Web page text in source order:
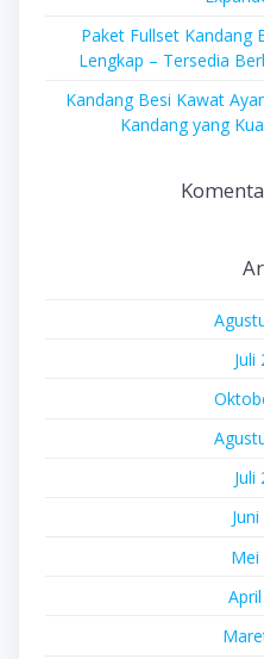
Paket Fullset Kandang
Lengkap – Tersedia
Kandang Besi Kawat
Kandang yang
Juli
Juli
Mei